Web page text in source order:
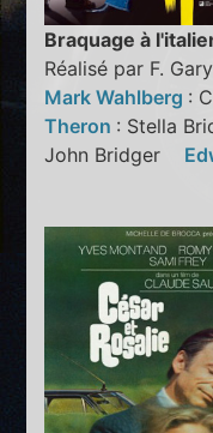
Braquage à
Réalisé par F.
Mark Wahlberg :
Theron : Stella
John Bridger